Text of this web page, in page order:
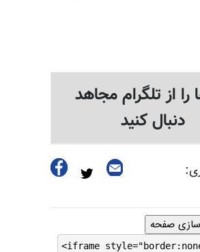
را از تلگرام مجاهد
دنبال کنید
صفحه
<iframe